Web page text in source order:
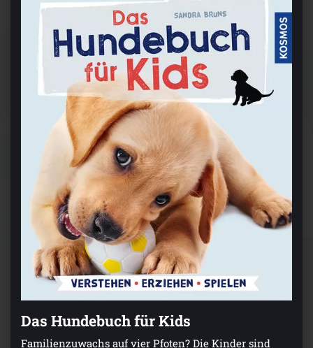
Das Hundebuch für Kids
Familienzuwachs auf vier Pfoten? Die Kinder sind